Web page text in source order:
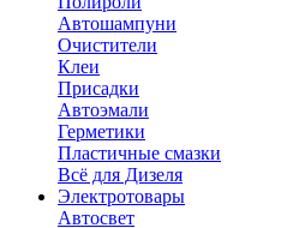
Автошампуни
Очистители
Клеи
Присадки
Автоэмали
Герметики
Пластичные смазки
Всё для Дизеля
Электротовары
Автосвет